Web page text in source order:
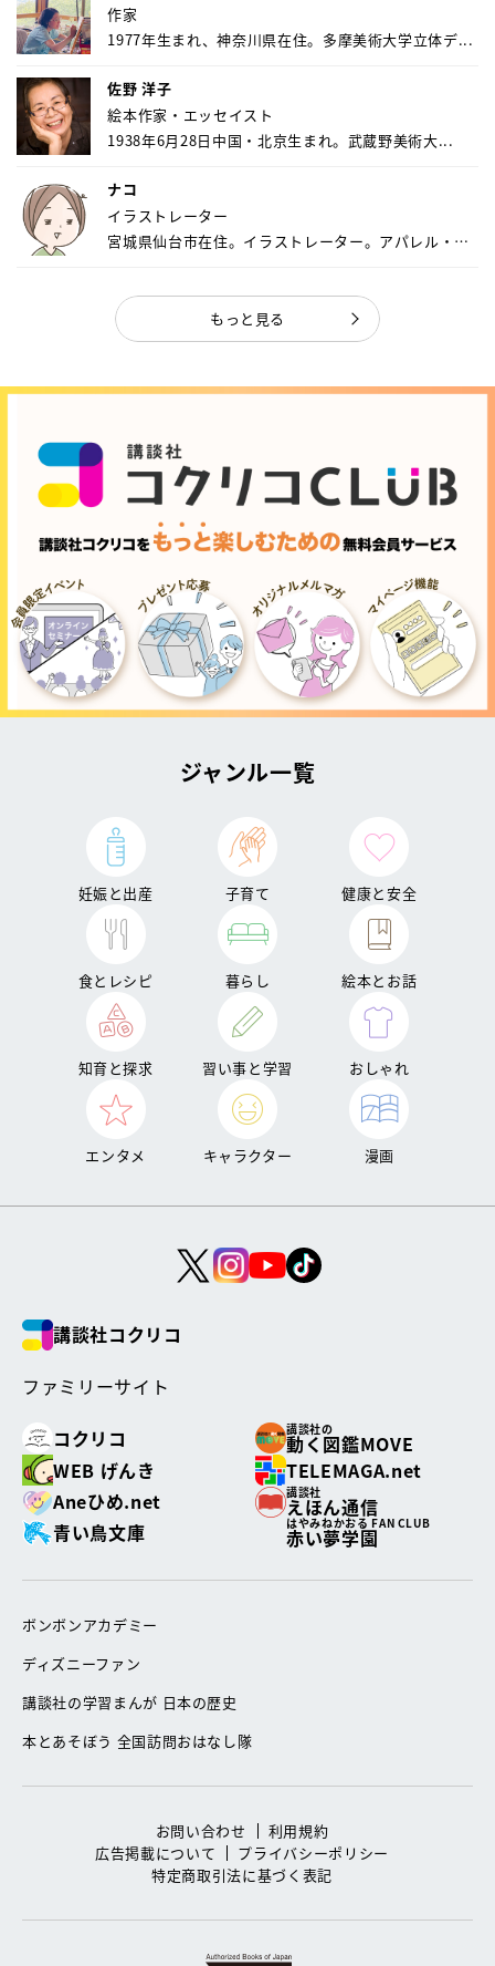
作家
1977年生まれ、神奈川県在住。多摩美術大学立体デ...
佐野 洋子
絵本作家・エッセイスト
1938年6月28日中国・北京生まれ。武蔵野美術大...
ナコ
イラストレーター
宮城県仙台市在住。イラストレーター。アパレル・キ
もっと見る
ジャンル一覧
妊娠と出産 子育て 健康と安全
食とレシピ 暮らし 絵本とお話
知育と探求 習い事と学習 おしゃれ
エンタメ キャラクター 漫画
講談社コクリコ
ファミリーサイト
コクリコ
講談社の
動く図鑑MOVE
WEB げんき
TELEMAGA.net
Aneひめ.net
講談社
えほん通信
青い鳥文庫
はやみねかおる FAN CLUB
赤い夢学園
ボンボンアカデミー
ディズニーファン
講談社の学習まんが 日本の歴史
本とあそぼう 全国訪問おはなし隊
お問い合わせ
利用規約
広告掲載について
プライバシーポリシー
特定商取引法に基づく表記